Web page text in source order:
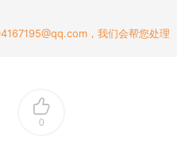
，我们会帮您处理
0